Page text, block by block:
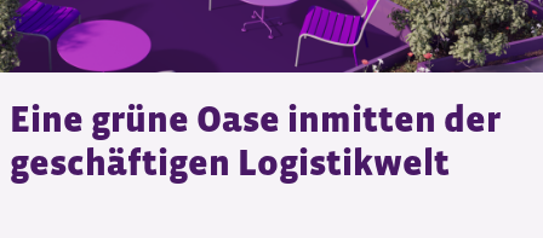
Eine grüne Oase inmitten der
geschäftigen Logistikwelt